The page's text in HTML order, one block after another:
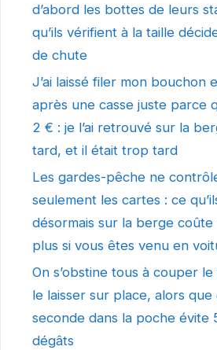
d’abord les bottes de leurs
qu’ils vérifient à la taille
de chute
J’ai laissé filer mon bouchon
après une casse juste parce
2 € : je l’ai retrouvé sur la
tard, et il était trop tard
Les gardes-pêche ne
seulement les cartes : ce
désormais sur la berge
plus si vous êtes venu en
On s’obstine tous à couper
le laisser sur place, alors que
seconde dans la poche évite
dégâts